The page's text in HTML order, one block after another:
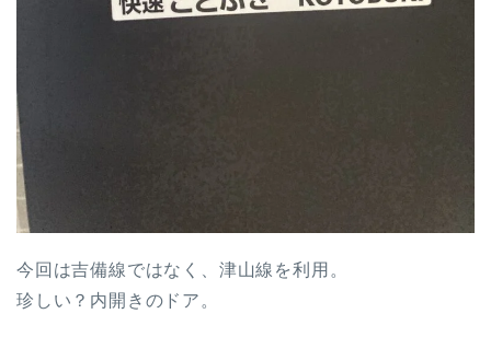
今回は吉備線ではなく、津山線を利用。
珍しい？内開きのドア。